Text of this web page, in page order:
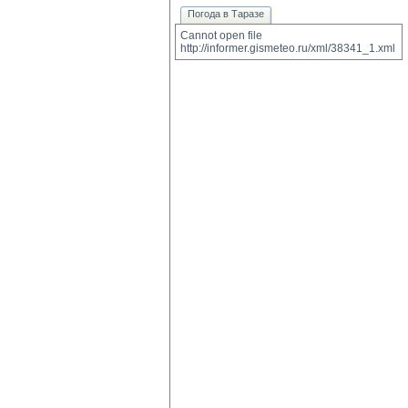
Погода в Таразе
Cannot open file
http://informer.gismeteo.ru/xml/38341_1.xml